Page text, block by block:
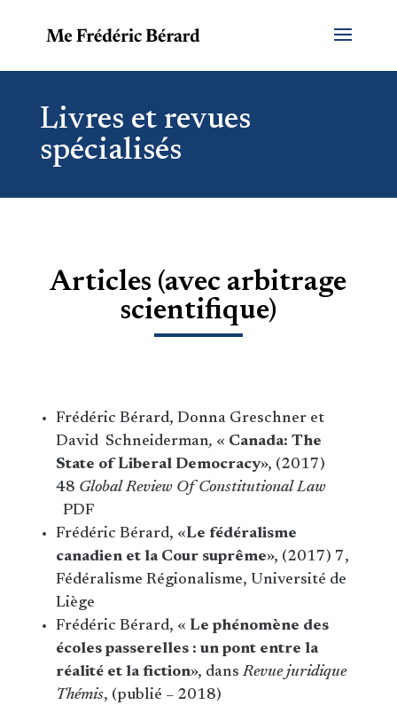
Livres et revues
spécialisés
Articles (avec arbitrage
scientifique)
Frédéric Bérard, Donna Greschner et
David Schneiderman, « Canada: The
State of Liberal Democracy», (2017)
48 Global Review Of Constitutional Law
PDF
Frédéric Bérard, «Le fédéralisme
canadien et la Cour suprême», (2017) 7,
Fédéralisme Régionalisme, Université de
Liège
Frédéric Bérard, « Le phénomène des
écoles passerelles : un pont entre la
réalité et la fiction», dansRevue juridique
Thémis, (publié – 2018)